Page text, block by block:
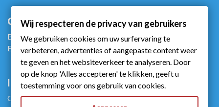
Contact
Bel ons: +31 (0)72 5672090
E-mail ons: info@beterwinkel.nl
Info
Gebruiksvoorwaarden
Wij respecteren de privacy van gebruikers
We gebruiken cookies om uw surfervaring te
verbeteren, advertenties of aangepaste content weer
te geven en het websiteverkeer te analyseren. Door
op de knop 'Alles accepteren' te klikken, geeft u
toestemming voor ons gebruik van cookies.